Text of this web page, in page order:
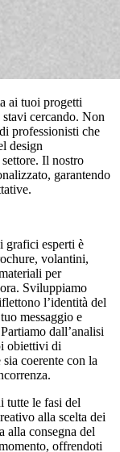
ai tuoi progetti
cercando. Non
professionisti che
design
Il nostro
garantendo
grafici esperti è
volantini,
per
Sviluppiamo
l’identità del
messaggio e
dall’analisi
obiettivi di
coerente con la
tutte le fasi del
alla scelta dei
alla consegna del
offrendoti